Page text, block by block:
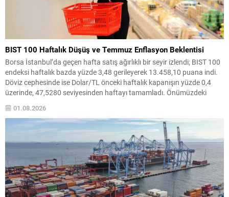
BIST 100 Haftalık Düşüş ve Temmuz Enflasyon Beklentisi
Borsa İstanbul’da geçen hafta satış ağırlıklı bir seyir izlendi; BIST 100
endeksi haftalık bazda yüzde 3,48 gerileyerek 13.458,10 puana indi.
Döviz cephesinde ise Dolar/TL önceki haftalık kapanışın yüzde 0,4
üzerinde, 47,5280 seviyesinden haftayı tamamladı. Önümüzdeki
salı günü takip edilecek. Bu...
01.08.2026